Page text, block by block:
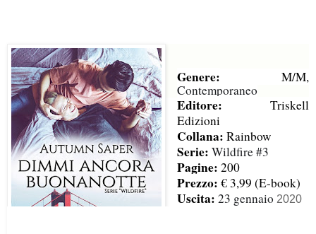
Genere: M/M,
Contemporaneo
Editore: Triskell
Edizioni
Collana: Rainbow
Serie: Wildfire #3
Pagine: 200
Prezzo: € 3,99 (E-book)
Uscita: 23 gennaio 2020